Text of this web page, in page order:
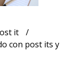
it
con post its y